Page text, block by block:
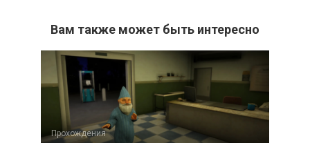
Вам также может быть интересно
Прохождения